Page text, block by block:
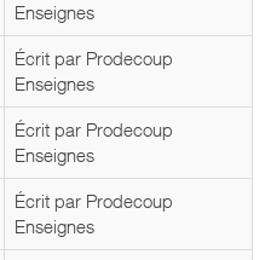
Enseignes
Écrit par Prodecoup
Enseignes
Écrit par Prodecoup
Enseignes
Écrit par Prodecoup
Enseignes